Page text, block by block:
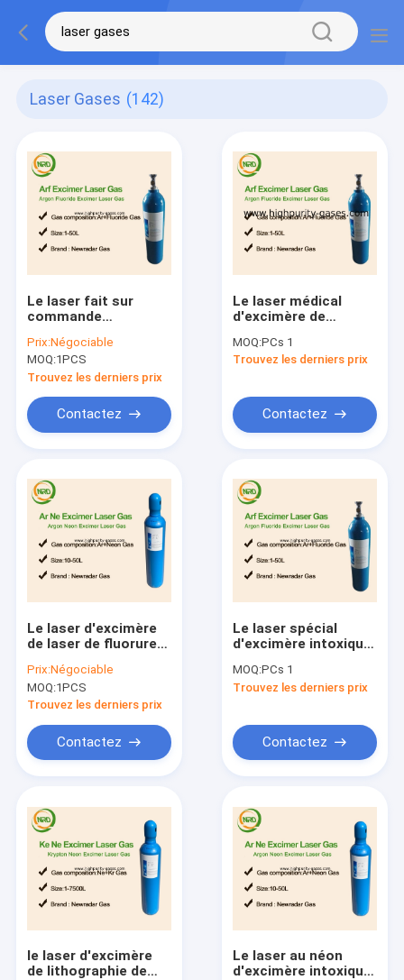
Laser Gases (142)
Le laser fait sur
commande
le laser de fluorure
d'argon pour la
lithographie 193nm
Prix:Négociable
MOQ:1PCS
Trouvez les derniers prix
Contactez
Le laser médical
d'excimère de
intoxique pour
l'équipement logique
MOQ:PCs 1
Trouvez les derniers prix
Contactez
Le laser d'excimère
de laser de fluorure
Ne AR des mélanges
F2 insipide
Prix:Négociable
MOQ:1PCS
Trouvez les derniers prix
Contactez
Le laser spécial
d'excimère intoxique
pureté de Ne AR N F2
avec 10 ans
MOQ:PCs 1
Trouvez les derniers prix
Contactez
le laser d'excimère
de lithographie de
Le laser au néon
d'excimère intoxique